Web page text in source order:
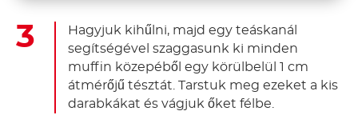
Hagyjuk kihűlni, majd egy teáskanál
segítségével szaggasunk ki minden
muffin közepéből egy körülbelül 1 cm
átmérőjű tésztát. Tarstuk meg ezeket a kis
darabkákat és vágjuk őket félbe.